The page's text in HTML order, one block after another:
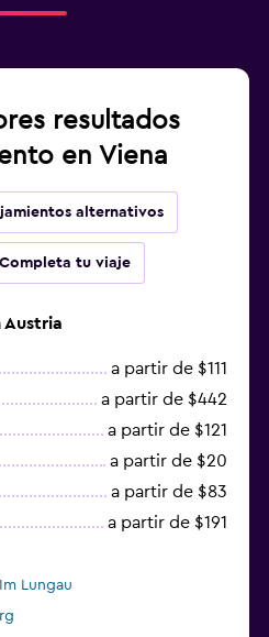
resultados
en Viena
alternativos
Completa tu viaje
Austria
a partir de $111
a partir de $442
a partir de $121
a partir de $20
a partir de $83
a partir de $191
Lungau